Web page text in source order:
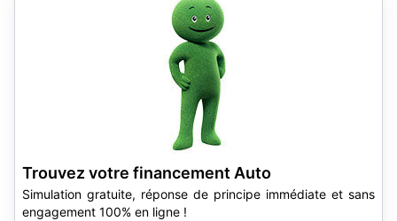
Trouvez votre financement Auto
Simulation gratuite, réponse de principe immédiate et sans
engagement 100% en ligne !